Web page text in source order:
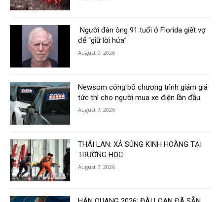
Người đàn ông 91 tuổi ở Florida giết vợ
để “giữ lời hứa”
August 7, 2026
Newsom công bố chương trình giảm giá
tức thì cho người mua xe điện lần đầu.
August 7, 2026
THÁI LAN: XẢ SÚNG KINH HOÀNG TẠI
TRƯỜNG HỌC
August 7, 2026